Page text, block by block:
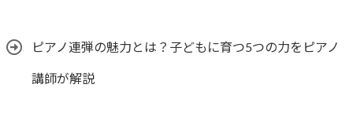
ピアノ連弾の魅力とは？子どもに育つ5つの力をピアノ
講師が解説